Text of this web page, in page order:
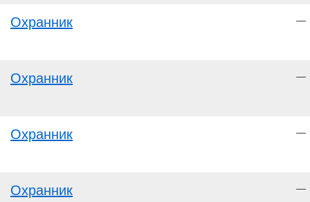
Охранник —
Охранник —
Охранник —
Охранник —